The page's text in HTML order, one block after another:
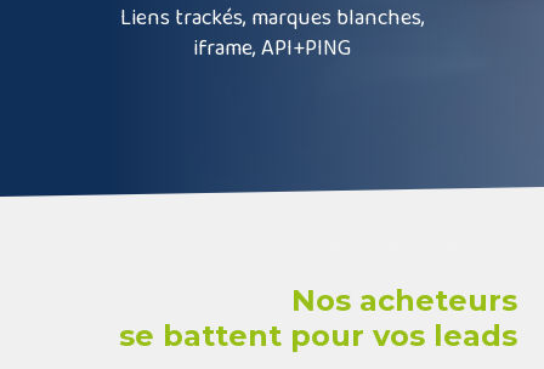
Liens trackés, marques blanches,
iframe, API+PING
Nos acheteurs
se battent pour vos leads